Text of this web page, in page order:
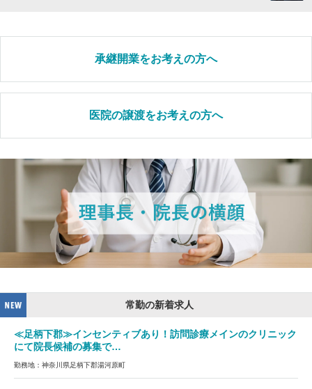
承継開業をお考えの方へ
医院の譲渡をお考えの方へ
常勤の新着求人
≪足柄下郡≫インセンティブあり！訪問診療メインのクリニック
にて院長候補の募集で…
勤務地：神奈川県足柄下郡湯河原町